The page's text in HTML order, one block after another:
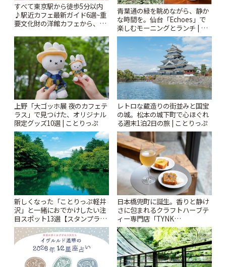
すべて東京駅から徒歩5分以内
♪駅近カフェ最新ガイド6選~重
要文化財の洋館カフェから、改
りっぷ
青葉通の緑を眺めながら、静か
な時間を。仙台「Echoes」で
楽しむモーニングとランチ | こ
とりっぷ
上野「大ゴッホ展 夜のカフェテ
ラス」で見つけた、オリジナル
限定グッズ10選 | ことりっぷ
レトロな蔵造りの街並みと国宝
の城。松本の城下町で心ほぐれ
る週末1泊2日の旅 | ことりっぷ
新しくなった「ことりっぷ軽井
沢」と一緒におでかけしたい注
目スポット13選【スタンプラリ
ー開催中】 | ことりっぷ
日本橋兜町に誕生。香りと静け
さに包まれるクラフトハーブテ
ィー専門店「TYNK
Kabutocho」 | ことりっぷ